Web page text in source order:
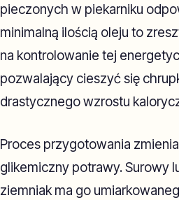
pieczonych w piekarniku
minimalną ilością oleju to
na kontrolowanie tej
pozwalający cieszyć się
drastycznego wzrostu
Proces przygotowania
glikemiczny potrawy. Surowy
ziemniak ma go